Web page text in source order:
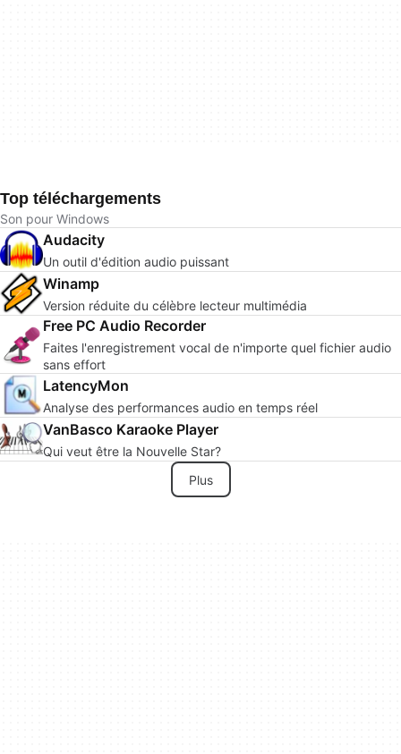
Top téléchargements
Son pour Windows
Audacity
Un outil d'édition audio puissant
Winamp
Version réduite du célèbre lecteur multimédia
Free PC Audio Recorder
Faites l'enregistrement vocal de n'importe quel fichier audio
sans effort
LatencyMon
Analyse des performances audio en temps réel
VanBasco Karaoke Player
Qui veut être la Nouvelle Star?
Plus